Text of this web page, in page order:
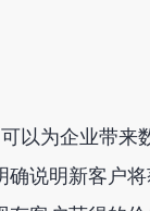
以为企业带来
确说明新客户将